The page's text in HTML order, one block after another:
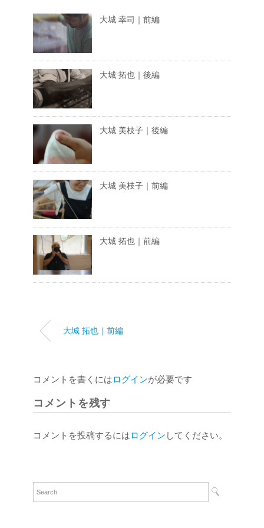
大城 幸司｜前編
大城 拓也｜後編
大城 美枝子｜後編
大城 美枝子｜前編
大城 拓也｜前編
大城 拓也｜前編
コメントを書くにはログインが必要です
コメントを残す
コメントを投稿するにはログイン してください。